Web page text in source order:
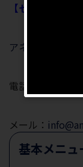
【セミナーに関
アネシスプラン
電話：03-6202-
メール：
基本メニュ